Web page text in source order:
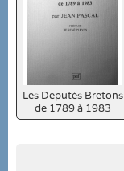
Les Députés Bretons
de 1789 à 1983